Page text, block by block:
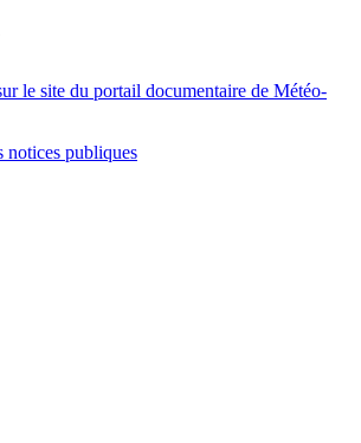
le site du portail documentaire de Météo-
notices publiques